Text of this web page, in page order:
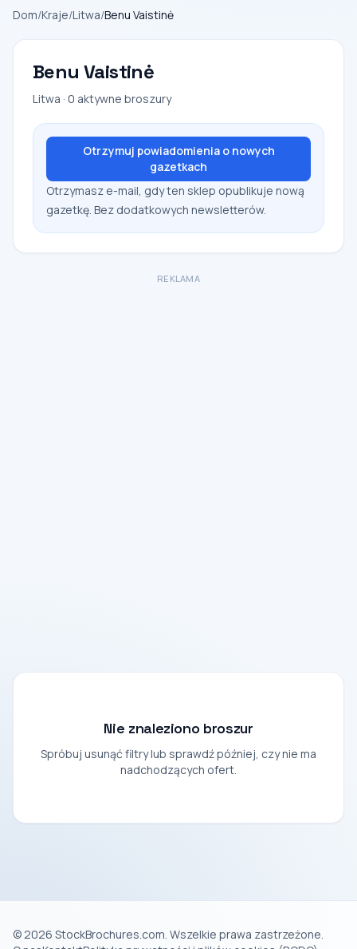
Dom/Kraje/Litwa/Benu Vaistinė
Benu Vaistinė
Litwa · 0 aktywne broszury
Otrzymuj powiadomienia o nowych
gazetkach
Otrzymasz e-mail, gdy ten sklep opublikuje nową
gazetkę. Bez dodatkowych newsletterów.
REKLAMA
Nie znaleziono broszur
Spróbuj usunąć filtry lub sprawdź później, czy nie ma
nadchodzących ofert.
© 2026 StockBrochures.com. Wszelkie prawa zastrzeżone.